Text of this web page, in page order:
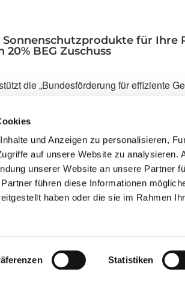
und Anzeigen zu personalisieren,
auf unsere Website zu analysieren.
unserer Website an unsere Partner
führen diese Informationen
haben oder die sie im Rahmen
Statistiken
für Ihre
BEG Zuschuss
die „Bundesförderung für effiziente
oder Pächter von Wohngebäuden in
Fischer-Dercks GmbH